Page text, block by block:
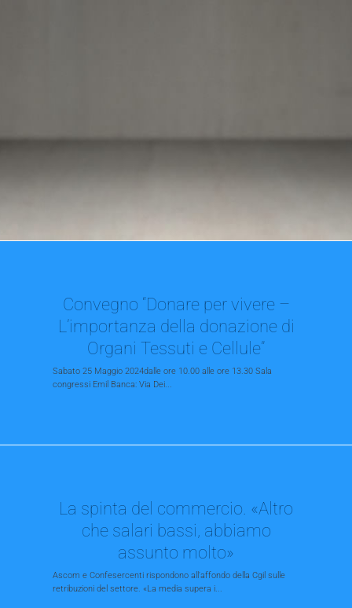
Convegno “Donare per vivere –
L’importanza della donazione di
Organi Tessuti e Cellule”
Sabato 25 Maggio 2024dalle ore 10.00 alle ore 13.30 Sala
congressi Emil Banca: Via Dei...
La spinta del commercio. «Altro
che salari bassi, abbiamo
assunto molto»
Ascom e Confesercenti rispondono all'affondo della Cgil sulle
retribuzioni del settore. «La media supera i...